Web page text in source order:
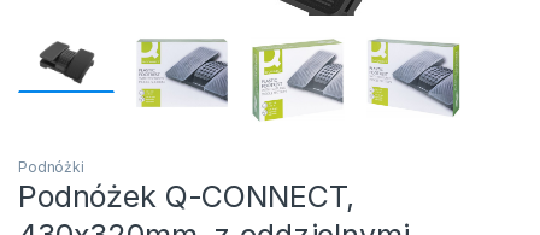
Podnóżki
Podnóżek Q-CONNECT,